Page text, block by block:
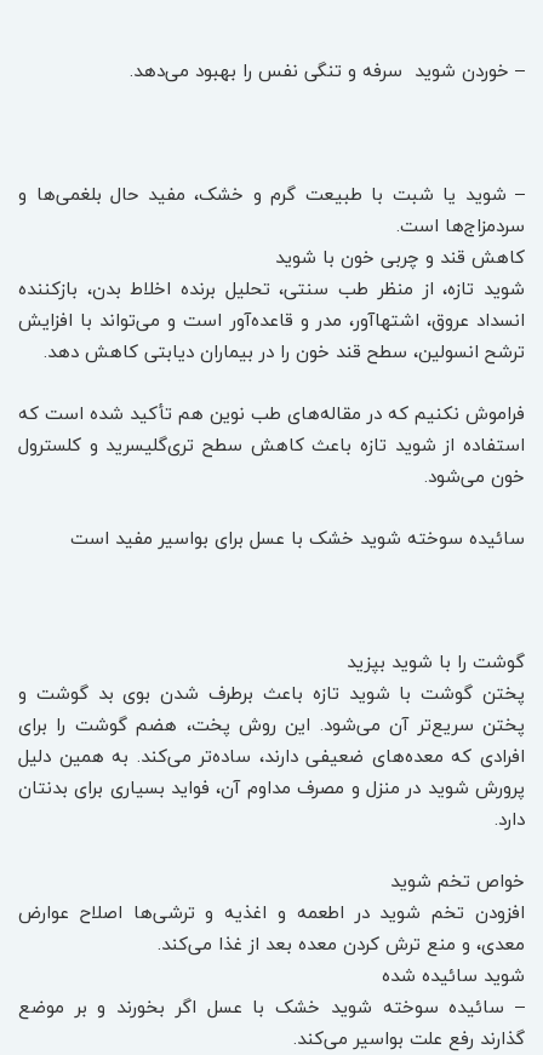
– خوردن شوید سرفه و تنگی نفس را بهبود می‌دهد.
– شوید یا شبت با طبیعت گرم و خشک، مفید حال بلغمی‌ها و
سردمزاج‌ها است.
کاهش قند و چربی خون با شوید
شوید تازه، از منظر طب سنتی، تحلیل برنده اخلاط بدن، بازکننده
انسداد عروق، اشتهاآور، مدر و قاعده‌آور است و می‌تواند با افزایش
ترشح انسولین، سطح قند خون را در بیماران دیابتی کاهش دهد.
فراموش نکنیم که در مقاله‌های طب نوین هم تأکید شده است که
استفاده از شوید تازه باعث کاهش سطح تری‌گلیسرید و کلسترول
خون می‌شود.
سائیده سوخته شوید خشک با عسل برای بواسیر مفید است
گوشت را با شوید بپزید
پختن گوشت با شوید تازه باعث برطرف شدن بوی بد گوشت و
پختن سریع‌تر آن می‌شود. این روش پخت، هضم گوشت را برای
افرادی که معده‌های ضعیفی دارند، ساده‌تر می‌کند. به همین دلیل
پرورش شوید در منزل و مصرف مداوم آن، فواید بسیاری برای بدنتان
دارد.
خواص تخم شوید
افزودن تخم شوید در اطعمه و اغذیه و ترشی‌ها اصلاح عوارض
معدی، و منع ترش کردن معده بعد از غذا می‌کند.
شوید سائیده شده
– سائیده سوخته شوید خشک با عسل اگر بخورند و بر موضع
گذارند رفع علت بواسیر می‌کند.